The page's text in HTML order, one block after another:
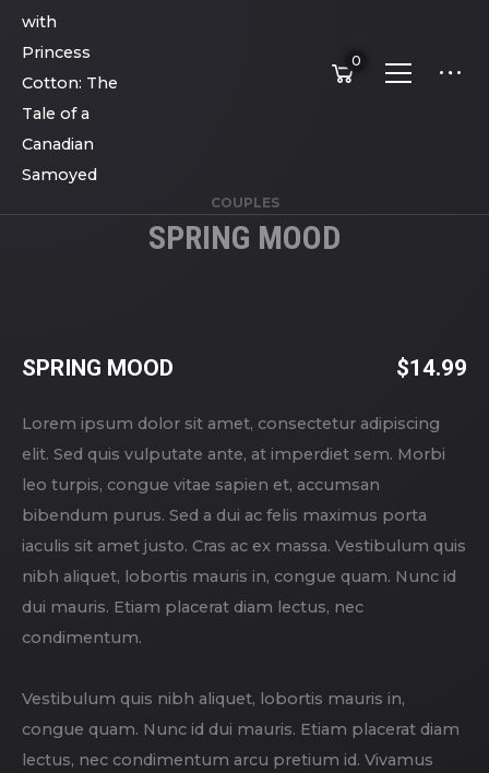
0
COUPLES
SPRING MOOD
SPRING MOOD $14.99
Lorem ipsum dolor sit amet, consectetur adipiscing
elit. Sed quis vulputate ante, at imperdiet sem. Morbi
leo turpis, congue vitae sapien et, accumsan
bibendum purus. Sed a dui ac felis maximus porta
iaculis sit amet justo. Cras ac ex massa. Vestibulum quis
nibh aliquet, lobortis mauris in, congue quam. Nunc id
dui mauris. Etiam placerat diam lectus, nec
condimentum.
Vestibulum quis nibh aliquet, lobortis mauris in,
congue quam. Nunc id dui mauris. Etiam placerat diam
lectus, nec condimentum arcu pretium id. Vivamus